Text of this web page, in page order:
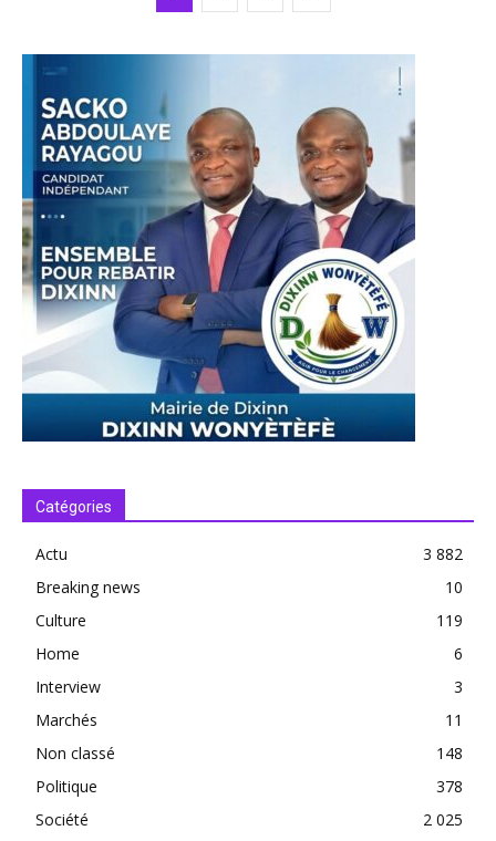
Catégories
Actu
3 882
Breaking news
10
Culture
119
Home
6
Interview
3
Marchés
11
Non classé
148
Politique
378
Société
2 025